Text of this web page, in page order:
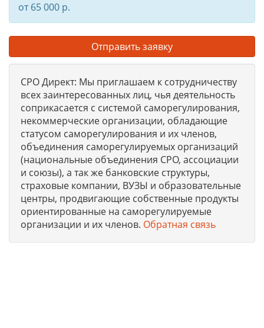
от 65 000 р.
Отправить заявку
СРО Директ: Мы приглашаем к сотрудничеству
всех заинтересованных лиц, чья деятельность
соприкасается с системой саморегулирования,
некоммерческие организации, обладающие
статусом саморегулирования и их членов,
объединения саморегулируемых организаций
(национальные объединения СРО, ассоциации
и союзы), а так же банковские структуры,
страховые компании, ВУЗЫ и образовательные
центры, продвигающие собственные продукты
ориентированные на саморегулируемые
организации и их членов. Обратная связь